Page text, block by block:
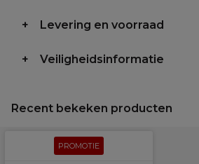
Levering en voorraad
Veiligheidsinformatie
Recent bekeken producten
PROMOTIE